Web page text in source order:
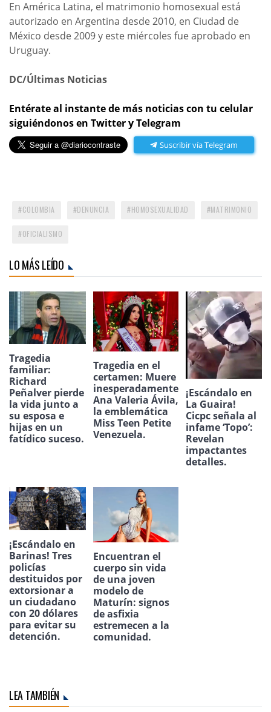
En América Latina, el matrimonio homosexual está
autorizado en Argentina desde 2010, en Ciudad de
México desde 2009 y este miércoles fue aprobado en
Uruguay.
DC/Últimas Noticias
Entérate al instante de más noticias con tu celular
siguiéndonos en Twitter y Telegram
Suscribir vía Telegram
COLOMBIA DENUNCIA HOMOSEXUALIDAD MATRIMONIO
OFICIALISMO
LO MÁS LEÍDO
Tragedia
familiar:
Richard
Peñalver pierde
la vida junto a
su esposa e
hijas en un
fatídico suceso.
Tragedia en el
certamen: Muere
inesperadamente
Ana Valeria Ávila,
la emblemática
Miss Teen Petite
Venezuela.
¡Escándalo en
La Guaira!
Cicpc señala al
infame ‘Topo’:
Revelan
impactantes
detalles.
¡Escándalo en
Barinas! Tres
policías
destituidos por
extorsionar a
un ciudadano
con 20 dólares
para evitar su
detención.
Encuentran el
cuerpo sin vida
de una joven
modelo de
Maturín: signos
de asfixia
estremecen a la
comunidad.
LEA TAMBIÉN